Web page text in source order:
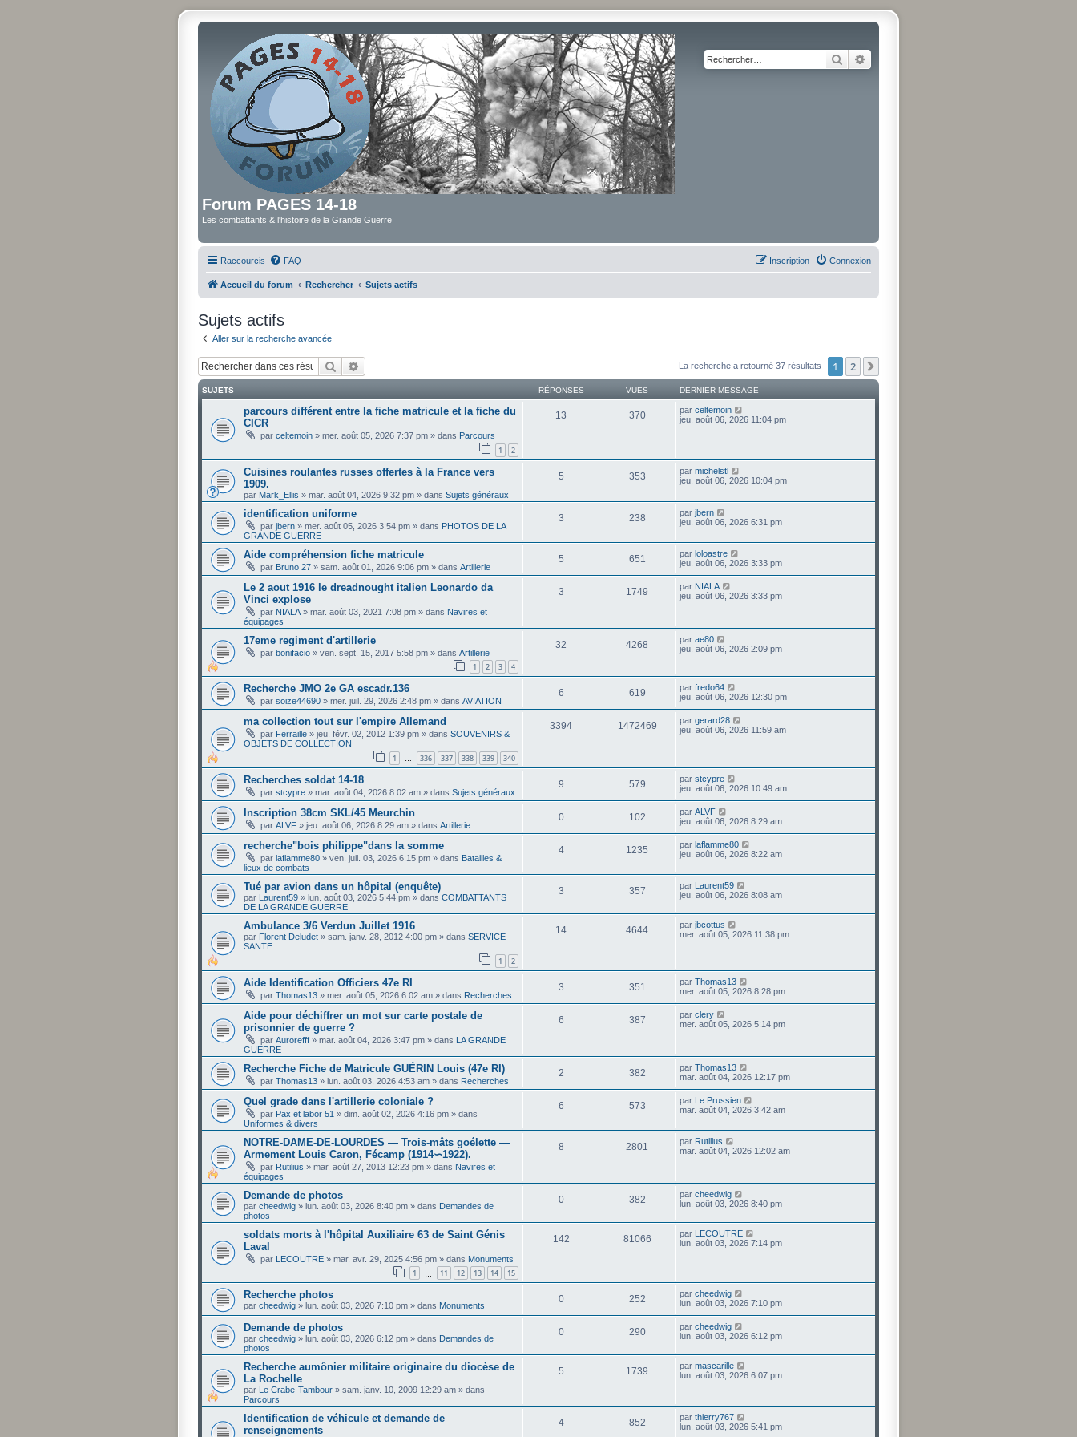
Forum PAGES 14-18
Les combattants & l'histoire de la Grande Guerre
Rechercher
Raccourcis FAQ Connexion
Inscription
Accueil du forum Rechercher Sujets actifs
Sujets actifs
Aller sur la recherche avancée
Rechercher La recherche a retourné 37 résultats 1 2
SUJETS RÉPONSES VUES DERNIER MESSAGE
parcours différent entre la fiche matricule et la fiche du
CICR
par celtemoin » mer. août 05, 2026 7:37 pm » dans Parcours
1 2
13 370 par celtemoin
jeu. août 06, 2026 11:04 pm
Cuisines roulantes russes offertes à la France vers
1909.
par Mark_Ellis » mar. août 04, 2026 9:32 pm » dans Sujets généraux
5 353 par michelstl
jeu. août 06, 2026 10:04 pm
identification uniforme
par jbern » mer. août 05, 2026 3:54 pm » dans PHOTOS DE LA
GRANDE GUERRE
3 238 par jbern
jeu. août 06, 2026 6:31 pm
Aide compréhension fiche matricule
par Bruno 27 » sam. août 01, 2026 9:06 pm » dans Artillerie
5 651 par loloastre
jeu. août 06, 2026 3:33 pm
Le 2 aout 1916 le dreadnought italien Leonardo da
Vinci explose
par NIALA » mar. août 03, 2021 7:08 pm » dans Navires et
équipages
3 1749 par NIALA
jeu. août 06, 2026 3:33 pm
17eme regiment d'artillerie
par bonifacio » ven. sept. 15, 2017 5:58 pm » dans Artillerie
1 2 3 4
32 4268 par ae80
jeu. août 06, 2026 2:09 pm
Recherche JMO 2e GA escadr.136
par soize44690 » mer. juil. 29, 2026 2:48 pm » dans AVIATION
6 619 par fredo64
jeu. août 06, 2026 12:30 pm
ma collection tout sur l'empire Allemand
par Ferraille » jeu. févr. 02, 2012 1:39 pm » dans SOUVENIRS &
OBJETS DE COLLECTION
1 … 336 337 338 339 340
3394 1472469 par gerard28
jeu. août 06, 2026 11:59 am
Recherches soldat 14-18
par stcypre » mar. août 04, 2026 8:02 am » dans Sujets généraux
9 579 par stcypre
jeu. août 06, 2026 10:49 am
Inscription 38cm SKL/45 Meurchin
par ALVF » jeu. août 06, 2026 8:29 am » dans Artillerie
0 102 par ALVF
jeu. août 06, 2026 8:29 am
recherche"bois philippe"dans la somme
par laflamme80 » ven. juil. 03, 2026 6:15 pm » dans Batailles &
lieux de combats
4 1235 par laflamme80
jeu. août 06, 2026 8:22 am
Tué par avion dans un hôpital (enquête)
par Laurent59 » lun. août 03, 2026 5:44 pm » dans COMBATTANTS
DE LA GRANDE GUERRE
3 357 par Laurent59
jeu. août 06, 2026 8:08 am
Ambulance 3/6 Verdun Juillet 1916
par Florent Deludet » sam. janv. 28, 2012 4:00 pm » dans SERVICE
SANTE
1 2
14 4644 par jbcottus
mer. août 05, 2026 11:38 pm
Aide Identification Officiers 47e RI
par Thomas13 » mer. août 05, 2026 6:02 am » dans Recherches
3 351 par Thomas13
mer. août 05, 2026 8:28 pm
Aide pour déchiffrer un mot sur carte postale de
prisonnier de guerre ?
par Aurorefff » mar. août 04, 2026 3:47 pm » dans LA GRANDE
GUERRE
6 387 par clery
mer. août 05, 2026 5:14 pm
Recherche Fiche de Matricule GUÉRIN Louis (47e RI)
par Thomas13 » lun. août 03, 2026 4:53 am » dans Recherches
2 382 par Thomas13
mar. août 04, 2026 12:17 pm
Quel grade dans l'artillerie coloniale ?
par Pax et labor 51 » dim. août 02, 2026 4:16 pm » dans
Uniformes & divers
6 573 par Le Prussien
mar. août 04, 2026 3:42 am
NOTRE-DAME-DE-LOURDES — Trois-mâts goélette —
Armement Louis Caron, Fécamp (1914∽1922).
par Rutilius » mar. août 27, 2013 12:23 pm » dans Navires et
équipages
8 2801 par Rutilius
mar. août 04, 2026 12:02 am
Demande de photos
par cheedwig » lun. août 03, 2026 8:40 pm » dans Demandes de
photos
0 382 par cheedwig
lun. août 03, 2026 8:40 pm
soldats morts à l'hôpital Auxiliaire 63 de Saint Génis
Laval
par LECOUTRE » mar. avr. 29, 2025 4:56 pm » dans Monuments
1 11 12 13 14 15
142 81066 par LECOUTRE
lun. août 03, 2026 7:14 pm
Recherche photos
par cheedwig » lun. août 03, 2026 7:10 pm » dans Monuments
0 252 par cheedwig
lun. août 03, 2026 7:10 pm
Demande de photos
par cheedwig » lun. août 03, 2026 6:12 pm » dans Demandes de
photos
0 290 par cheedwig
lun. août 03, 2026 6:12 pm
Recherche aumônier militaire originaire du diocèse de
La Rochelle
par Le Crabe-Tambour » sam. janv. 10, 2009 12:29 am » dans
Parcours
5 1739 par mascarille
lun. août 03, 2026 6:07 pm
Identification de véhicule et demande de
renseignements
4 852 par thierry767
lun. août 03, 2026 5:41 pm